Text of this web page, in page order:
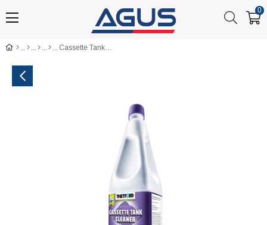
0
Cassette Tank Cleaner Periyodik Tuvalet Kaset Tankı Temizleyicisi